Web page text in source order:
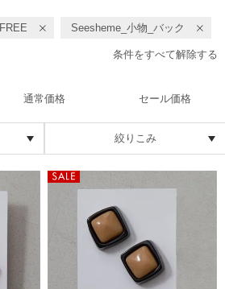
FREE Seesheme_小物_バック
条件をすべて解除する
通常価格 セール価格
絞りこみ